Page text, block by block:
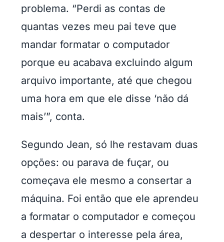
problema. “Perdi as contas de
quantas vezes meu pai teve que
mandar formatar o computador
porque eu acabava excluindo algum
arquivo importante, até que chegou
uma hora em que ele disse ‘não dá
mais’”, conta.
Segundo Jean, só lhe restavam duas
opções: ou parava de fuçar, ou
começava ele mesmo a consertar a
máquina. Foi então que ele aprendeu
a formatar o computador e começou
a despertar o interesse pela área,